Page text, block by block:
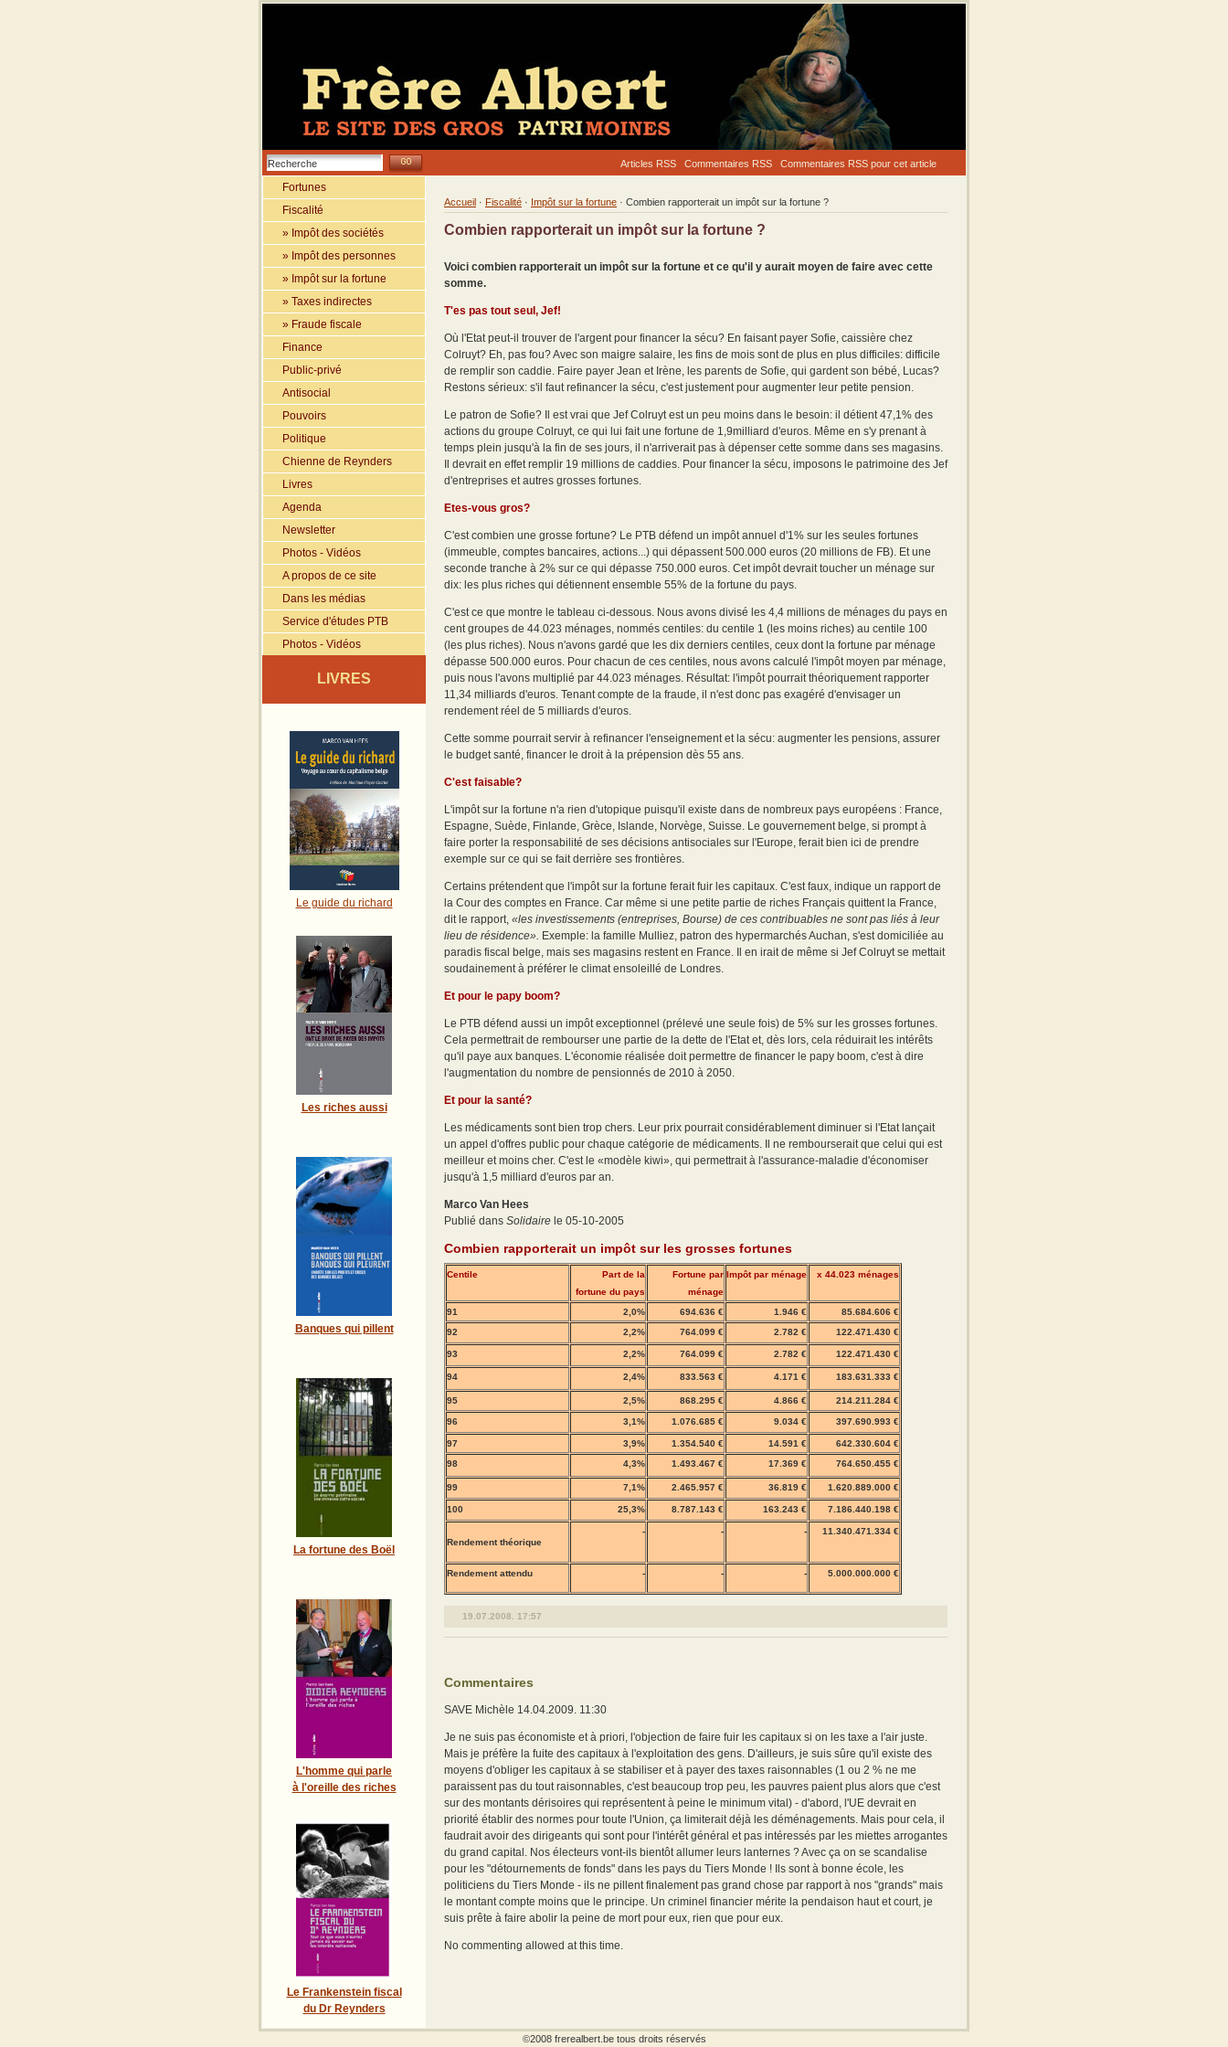
Articles RSS Commentaires RSS Commentaires RSS pour cet article
Fortunes
Fiscalité
» Impôt des sociétés
» Impôt des personnes
» Impôt sur la fortune
» Taxes indirectes
» Fraude fiscale
Finance
Public-privé
Antisocial
Pouvoirs
Politique
Chienne de Reynders
Livres
Agenda
Newsletter
Photos - Vidéos
A propos de ce site
Dans les médias
Service d'études PTB
Photos - Vidéos
LIVRES
Le guide du richard
Les riches aussi
Banques qui pillent
La fortune des Boël
L'homme qui parle
à l'oreille des riches
Le Frankenstein fiscal
du Dr Reynders
Accueil · Fiscalité · Impôt sur la fortune · Combien rapporterait un impôt sur la fortune ?
Combien rapporterait un impôt sur la fortune ?
Voici combien rapporterait un impôt sur la fortune et ce qu'il y aurait moyen de faire avec cette
somme.
T'es pas tout seul, Jef!
Où l'Etat peut-il trouver de l'argent pour financer la sécu? En faisant payer Sofie, caissière chez
Colruyt? Eh, pas fou? Avec son maigre salaire, les fins de mois sont de plus en plus difficiles: difficile
de remplir son caddie. Faire payer Jean et Irène, les parents de Sofie, qui gardent son bébé, Lucas?
Restons sérieux: s'il faut refinancer la sécu, c'est justement pour augmenter leur petite pension.
Le patron de Sofie? Il est vrai que Jef Colruyt est un peu moins dans le besoin: il détient 47,1% des
actions du groupe Colruyt, ce qui lui fait une fortune de 1,9milliard d'euros. Même en s'y prenant à
temps plein jusqu'à la fin de ses jours, il n'arriverait pas à dépenser cette somme dans ses magasins.
Il devrait en effet remplir 19 millions de caddies. Pour financer la sécu, imposons le patrimoine des Jef
d'entreprises et autres grosses fortunes.
Etes-vous gros?
C'est combien une grosse fortune? Le PTB défend un impôt annuel d'1% sur les seules fortunes
(immeuble, comptes bancaires, actions...) qui dépassent 500.000 euros (20 millions de FB). Et une
seconde tranche à 2% sur ce qui dépasse 750.000 euros. Cet impôt devrait toucher un ménage sur
dix: les plus riches qui détiennent ensemble 55% de la fortune du pays.
C'est ce que montre le tableau ci-dessous. Nous avons divisé les 4,4 millions de ménages du pays en
cent groupes de 44.023 ménages, nommés centiles: du centile 1 (les moins riches) au centile 100
(les plus riches). Nous n'avons gardé que les dix derniers centiles, ceux dont la fortune par ménage
dépasse 500.000 euros. Pour chacun de ces centiles, nous avons calculé l'impôt moyen par ménage,
puis nous l'avons multiplié par 44.023 ménages. Résultat: l'impôt pourrait théoriquement rapporter
11,34 milliards d'euros. Tenant compte de la fraude, il n'est donc pas exagéré d'envisager un
rendement réel de 5 milliards d'euros.
Cette somme pourrait servir à refinancer l'enseignement et la sécu: augmenter les pensions, assurer
le budget santé, financer le droit à la prépension dès 55 ans.
C'est faisable?
L'impôt sur la fortune n'a rien d'utopique puisqu'il existe dans de nombreux pays européens : France,
Espagne, Suède, Finlande, Grèce, Islande, Norvège, Suisse. Le gouvernement belge, si prompt à
faire porter la responsabilité de ses décisions antisociales sur l'Europe, ferait bien ici de prendre
exemple sur ce qui se fait derrière ses frontières.
Certains prétendent que l'impôt sur la fortune ferait fuir les capitaux. C'est faux, indique un rapport de
la Cour des comptes en France. Car même si une petite partie de riches Français quittent la France,
dit le rapport, «les investissements (entreprises, Bourse) de ces contribuables ne sont pas liés à leur
lieu de résidence». Exemple: la famille Mulliez, patron des hypermarchés Auchan, s'est domiciliée au
paradis fiscal belge, mais ses magasins restent en France. Il en irait de même si Jef Colruyt se mettait
soudainement à préférer le climat ensoleillé de Londres.
Et pour le papy boom?
Le PTB défend aussi un impôt exceptionnel (prélevé une seule fois) de 5% sur les grosses fortunes.
Cela permettrait de rembourser une partie de la dette de l'Etat et, dès lors, cela réduirait les intérêts
qu'il paye aux banques. L'économie réalisée doit permettre de financer le papy boom, c'est à dire
l'augmentation du nombre de pensionnés de 2010 à 2050.
Et pour la santé?
Les médicaments sont bien trop chers. Leur prix pourrait considérablement diminuer si l'Etat lançait
un appel d'offres public pour chaque catégorie de médicaments. Il ne rembourserait que celui qui est
meilleur et moins cher. C'est le «modèle kiwi», qui permettrait à l'assurance-maladie d'économiser
jusqu'à 1,5 milliard d'euros par an.
Marco Van Hees
Publié dans Solidaire le 05-10-2005
Combien rapporterait un impôt sur les grosses fortunes
Centile
Part de la
fortune du pays
Fortune par
ménage
Impôt par ménage x 44.023 ménages
91 2,0% 694.636 € 1.946 €
85.684.606 €
92
2,2% 764.099 € 2.782 € 122.471.430 €
93 2,2% 764.099 € 2.782 € 122.471.430 €
94 2,4% 833.563 € 4.171 € 183.631.333 €
95 2,5% 868.295 € 4.866 € 214.211.284 €
96 3,1% 1.076.685 € 9.034 € 397.690.993 €
97 3,9% 1.354.540 € 14.591 €
642.330.604 €
98
4,3% 1.493.467 € 17.369 € 764.650.455 €
99 7,1% 2.465.957 € 36.819 € 1.620.889.000 €
100 25,3% 8.787.143 € 163.243 € 7.186.440.198 €
Rendement théorique
- - - 11.340.471.334 €
Rendement attendu - - - 5.000.000.000 €
19.07.2008. 17:57
Commentaires
SAVE Michèle 14.04.2009. 11:30
Je ne suis pas économiste et à priori, l'objection de faire fuir les capitaux si on les taxe a l'air juste.
Mais je préfère la fuite des capitaux à l'exploitation des gens. D'ailleurs, je suis sûre qu'il existe des
moyens d'obliger les capitaux à se stabiliser et à payer des taxes raisonnables (1 ou 2 % ne me
paraissent pas du tout raisonnables, c'est beaucoup trop peu, les pauvres paient plus alors que c'est
sur des montants dérisoires qui représentent à peine le minimum vital) - d'abord, l'UE devrait en
priorité établir des normes pour toute l'Union, ça limiterait déjà les déménagements. Mais pour cela, il
faudrait avoir des dirigeants qui sont pour l'intérêt général et pas intéressés par les miettes arrogantes
du grand capital. Nos électeurs vont-ils bientôt allumer leurs lanternes ? Avec ça on se scandalise
pour les "détournements de fonds" dans les pays du Tiers Monde ! Ils sont à bonne école, les
politiciens du Tiers Monde - ils ne pillent finalement pas grand chose par rapport à nos "grands" mais
le montant compte moins que le principe. Un criminel financier mérite la pendaison haut et court, je
suis prête à faire abolir la peine de mort pour eux, rien que pour eux.
No commenting allowed at this time.
©2008 frerealbert.be tous droits réservés